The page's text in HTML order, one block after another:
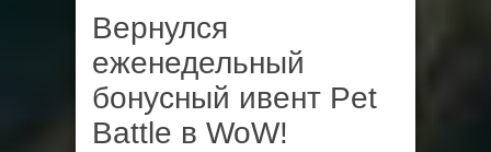
Вернулся
еженедельный
бонусный ивент Pet
Battle в WoW!